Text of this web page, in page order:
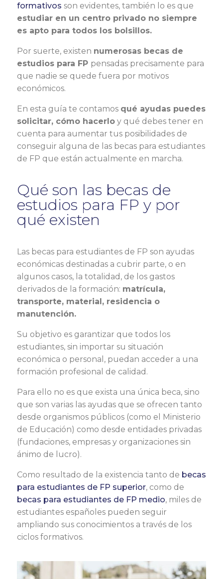
formativos son evidentes, también lo es que
estudiar en un centro privado no siempre
es apto para todos los bolsillos.
Por suerte, existen numerosas becas de
estudios para FP pensadas precisamente para
que nadie se quede fuera por motivos
económicos.
En esta guía te contamos qué ayudas puedes
solicitar, cómo hacerlo y qué debes tener en
cuenta para aumentar tus posibilidades de
conseguir alguna de las becas para estudiantes
de FP que están actualmente en marcha.
Qué son las becas de
estudios para FP y por
qué existen
Las becas para estudiantes de FP son ayudas
económicas destinadas a cubrir parte, o en
algunos casos, la totalidad, de los gastos
derivados de la formación: matrícula,
transporte, material, residencia o
manutención.
Su objetivo es garantizar que todos los
estudiantes, sin importar su situación
económica o personal, puedan acceder a una
formación profesional de calidad.
Para ello no es que exista una única beca, sino
que son varias las ayudas que se ofrecen tanto
desde organismos públicos (como el Ministerio
de Educación) como desde entidades privadas
(fundaciones, empresas y organizaciones sin
ánimo de lucro).
Como resultado de la existencia tanto de becas
para estudiantes de FP superior, como de
becas para estudiantes de FP medio, miles de
estudiantes españoles pueden seguir
ampliando sus conocimientos a través de los
ciclos formativos.